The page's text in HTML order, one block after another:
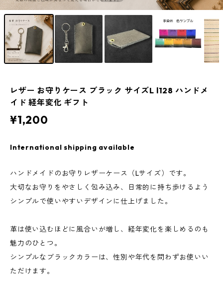
レザー お守りケース ブラック サイズL l128 ハンドメ
イド 経年変化 ギフト
¥1,200
International shipping available
ハンドメイドのお守りレザーケース（Lサイズ）です。
大切なお守りをやさしく包み込み、日常的に持ち歩けるよう
シンプルで使いやすいデザインに仕上げました。
革は使い込むほどに風合いが増し、経年変化を楽しめるのも
魅力のひとつ。
シンプルなブラックカラーは、性別や年代を問わずお使いい
ただけます。